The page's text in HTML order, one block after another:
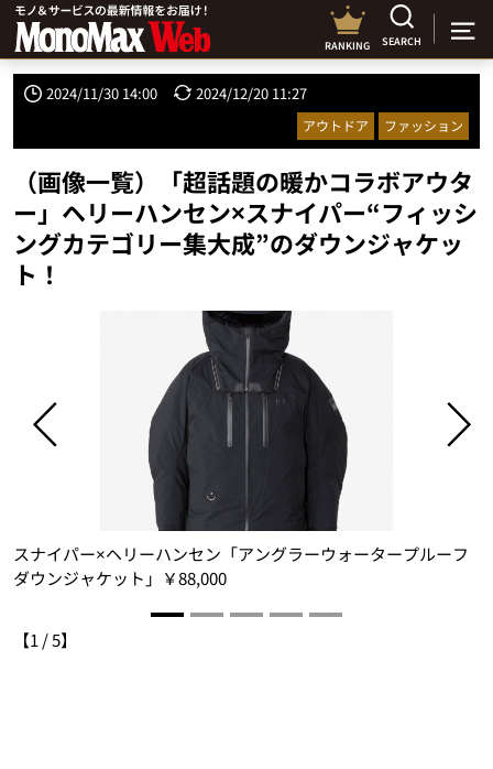
RANKING SEARCH
2024/11/30 14:00 2024/12/20 11:27
アウトドア ファッション
（画像一覧）「超話題の暖かコラボアウタ
ー」ヘリーハンセン×スナイパー“フィッシ
ングカテゴリー集大成”のダウンジャケッ
ト！
スナイパー×ヘリーハンセン「アングラーウォータープルーフ
ダウンジャケット」￥88,000
【1 /5】